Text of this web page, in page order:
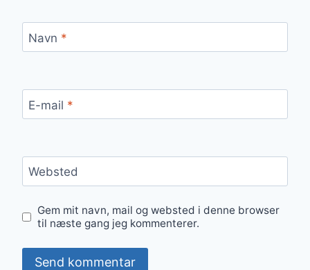
Navn *
E-mail *
Websted
Gem mit navn, mail og websted i denne browser
til næste gang jeg kommenterer.